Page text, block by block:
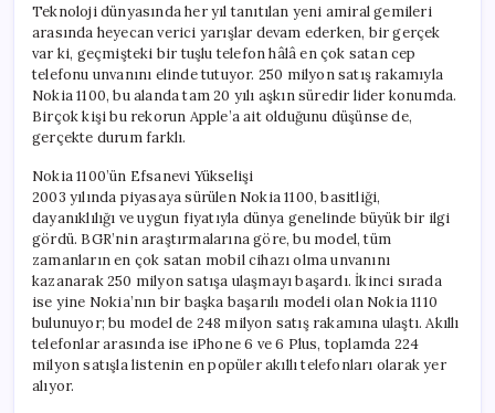
Milyon
Satışla
En
Çok
Satan
Telefon
Nokia
Teknoloji dünyasında her yıl tanıtılan yeni amiral gemileri
arasında heyecan verici yarışlar devam ederken, bir gerçek
var ki, geçmişteki bir tuşlu telefon hâlâ en çok satan cep
telefonu unvanını elinde tutuyor. 250 milyon satış rakamıyla
Nokia 1100, bu alanda tam 20 yılı aşkın süredir lider konumda.
Birçok kişi bu rekorun Apple’a ait olduğunu düşünse de,
gerçekte durum farklı.
Nokia 1100’ün Efsanevi Yükselişi
2003 yılında piyasaya sürülen Nokia 1100, basitliği,
dayanıklılığı ve uygun fiyatıyla dünya genelinde büyük bir ilgi
gördü. BGR’nin araştırmalarına göre, bu model, tüm
zamanların en çok satan mobil cihazı olma unvanını
kazanarak 250 milyon satışa ulaşmayı başardı. İkinci sırada
ise yine Nokia’nın bir başka başarılı modeli olan Nokia 1110
bulunuyor; bu model de 248 milyon satış rakamına ulaştı. Akıllı
telefonlar arasında ise iPhone 6 ve 6 Plus, toplamda 224
milyon satışla listenin en popüler akıllı telefonları olarak yer
alıyor.